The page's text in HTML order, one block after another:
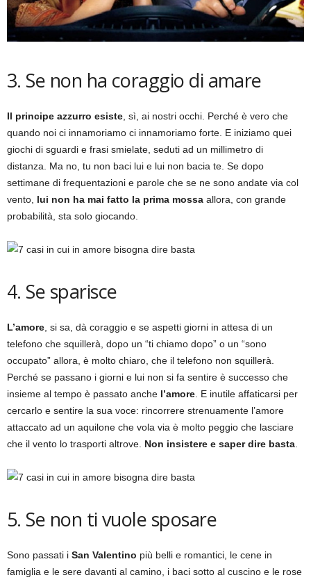
3. Se non ha coraggio di amare
Il principe azzurro esiste , sì, ai nostri occhi. Perché è vero che
quando noi ci innamoriamo ci innamoriamo forte. E iniziamo quei
giochi di sguardi e frasi smielate, seduti ad un millimetro di
distanza. Ma no, tu non baci lui e lui non bacia te. Se dopo
settimane di frequentazioni e parole che se ne sono andate via col
vento, lui non ha mai fatto la prima mossa allora, con grande
probabilità, sta solo giocando.
4. Se sparisce
L’amore , si sa, dà coraggio e se aspetti giorni in attesa di un
telefono che squillerà, dopo un “ti chiamo dopo” o un “sono
occupato” allora, è molto chiaro, che il telefono non squillerà.
Perché se passano i giorni e lui non si fa sentire è successo che
insieme al tempo è passato anche l’amore . E inutile affaticarsi per
cercarlo e sentire la sua voce: rincorrere strenuamente l’amore
attaccato ad un aquilone che vola via è molto peggio che lasciare
che il vento lo trasporti altrove. Non insistere e saper dire basta
5. Se non ti vuole sposare
Sono passati i San Valentino più belli e romantici, le cene in
famiglia e le sere davanti al camino, i baci sotto al cuscino e le rose